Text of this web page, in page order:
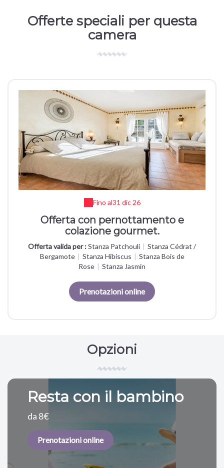
Offerte speciali per questa
camera
Fino al31 dic 26
Offerta con pernottamento e
colazione gourmet.
Offerta valida per :Stanza Patchouli | Stanza Cédrat /
Bergamote | Stanza Hibiscus | Stanza Bois de
Rose | Stanza Jasmin
Prenotazioni online
Opzioni
Resta con il bambino
da 8€
Prenotazioni online